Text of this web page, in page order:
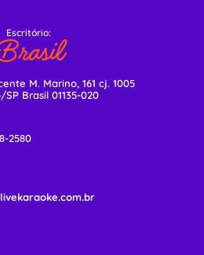
Escritório:
M. Marino, 161 cj. 1005
Brasil 01135-020
2580